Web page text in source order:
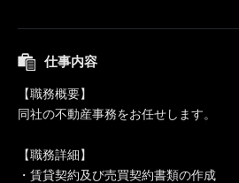
仕事内容
【職務概要】
同社の不動産事務をお任せします。
【職務詳細】
・賃貸契約及び売買契約書類の作成